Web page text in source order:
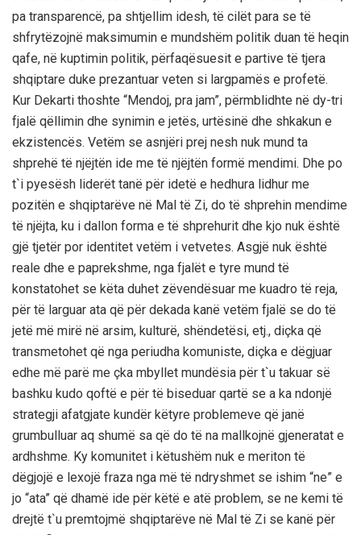
pa transparencë, pa shtjellim idesh, të cilët para se të
shfrytëzojnë maksimumin e mundshëm politik duan të heqin
qafe, në kuptimin politik, përfaqësuesit e partive të tjera
shqiptare duke prezantuar veten si largpamës e profetë.
Kur Dekarti thoshte “Mendoj, pra jam”, përmblidhte në dy-tri
fjalë qëllimin dhe synimin e jetës, urtësinë dhe shkakun e
ekzistencës. Vetëm se asnjëri prej nesh nuk mund ta
shprehë të njëjtën ide me të njëjtën formë mendimi. Dhe po
t`i pyesësh liderët tanë për idetë e hedhura lidhur me
pozitën e shqiptarëve në Mal të Zi, do të shprehin mendime
të njëjta, ku i dallon forma e të shprehurit dhe kjo nuk është
gjë tjetër por identitet vetëm i vetvetes. Asgjë nuk është
reale dhe e paprekshme, nga fjalët e tyre mund të
konstatohet se këta duhet zëvendësuar me kuadro të reja,
për të larguar ata që për dekada kanë vetëm fjalë se do të
jetë më mirë në arsim, kulturë, shëndetësi, etj., diçka që
transmetohet që nga periudha komuniste, diçka e dëgjuar
edhe më parë me çka mbyllet mundësia për t`u takuar së
bashku kudo qoftë e për të biseduar qartë se a ka ndonjë
strategji afatgjate kundër këtyre problemeve që janë
grumbulluar aq shumë sa që do të na mallkojnë gjeneratat e
ardhshme. Ky komunitet i këtushëm nuk e meriton të
dëgjojë e lexojë fraza nga më të ndryshmet se ishim “ne” e
jo “ata” që dhamë ide për këtë e atë problem, se ne kemi të
drejtë t`u premtojmë shqiptarëve në Mal të Zi se kanë për